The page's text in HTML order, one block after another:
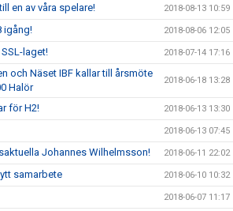
en av våra spelare! 2018-08-13 10:59
igång! 2018-08-06 12:05
laget! 2018-07-14 17:16
och Näset IBF kallar till årsmöte
Halör
2018-06-18 13:28
för H2! 2018-06-13 13:30
2018-06-13 07:45
Johannes Wilhelmsson! 2018-06-11 22:02
samarbete 2018-06-10 10:32
2018-06-07 11:17